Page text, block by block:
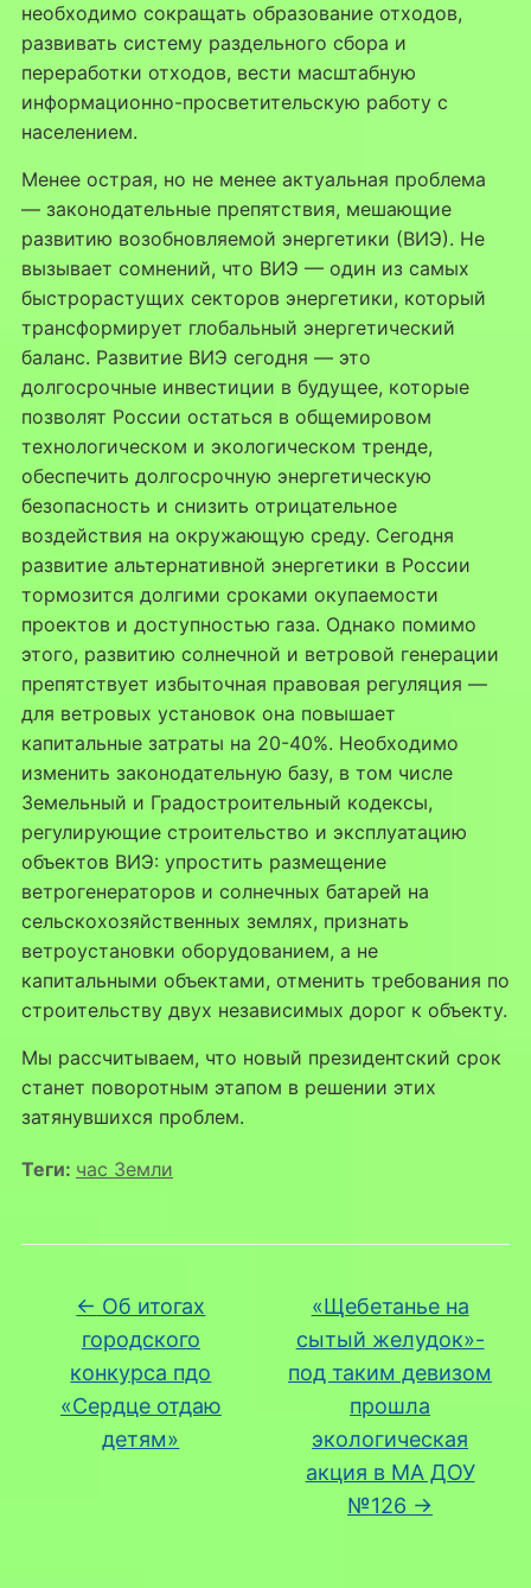
необходимо сокращать образование отходов,
развивать систему раздельного сбора и
переработки отходов, вести масштабную
информационно-просветительскую работу с
населением.
Менее острая, но не менее актуальная проблема
— законодательные препятствия, мешающие
развитию возобновляемой энергетики (ВИЭ). Не
вызывает сомнений, что ВИЭ — один из самых
быстрорастущих секторов энергетики, который
трансформирует глобальный энергетический
баланс. Развитие ВИЭ сегодня — это
долгосрочные инвестиции в будущее, которые
позволят России остаться в общемировом
технологическом и экологическом тренде,
обеспечить долгосрочную энергетическую
безопасность и снизить отрицательное
воздействия на окружающую среду. Сегодня
развитие альтернативной энергетики в России
тормозится долгими сроками окупаемости
проектов и доступностью газа. Однако помимо
этого, развитию солнечной и ветровой генерации
препятствует избыточная правовая регуляция —
для ветровых установок она повышает
капитальные затраты на 20-40%. Необходимо
изменить законодательную базу, в том числе
Земельный и Градостроительный кодексы,
регулирующие строительство и эксплуатацию
объектов ВИЭ: упростить размещение
ветрогенераторов и солнечных батарей на
сельскохозяйственных землях, признать
ветроустановки оборудованием, а не
капитальными объектами, отменить требования по
строительству двух независимых дорог к объекту.
Мы рассчитываем, что новый президентский срок
станет поворотным этапом в решении этих
затянувшихся проблем.
Теги: час Земли
← Об итогах
городского
конкурса пдо
«Сердце отдаю
детям»
«Щебетанье на
сытый желудок»-
под таким девизом
прошла
экологическая
акция в МА ДОУ
№126 →